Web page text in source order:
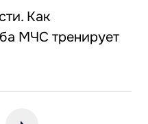
Как
МЧС тренирует